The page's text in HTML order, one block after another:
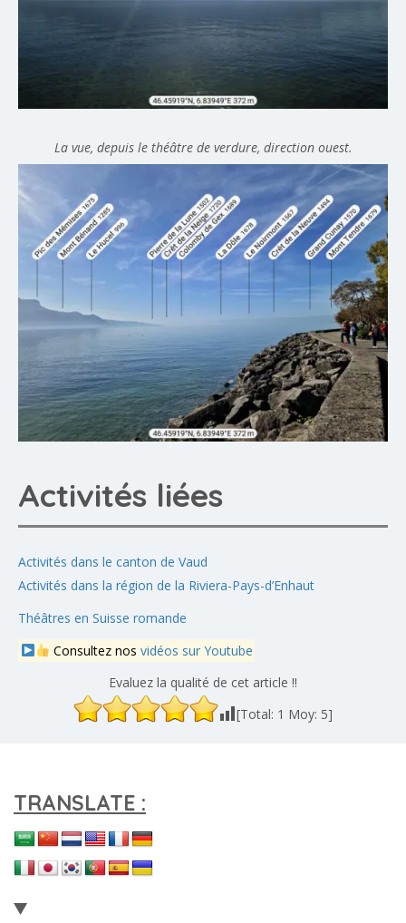
La vue, depuis le théâtre de verdure, direction ouest.
Activités liées
Activités dans le canton de Vaud
Activités dans la région de la Riviera-Pays-d’Enhaut
Théâtres en Suisse romande
Consultez nos vidéos sur Youtube
Evaluez la qualité de cet article !!
[Total: 1 Moy: 5]
TRANSLATE :